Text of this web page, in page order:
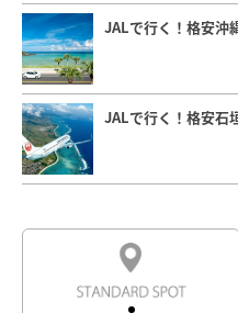
JALで行く！格安沖
JALで行く！格安石